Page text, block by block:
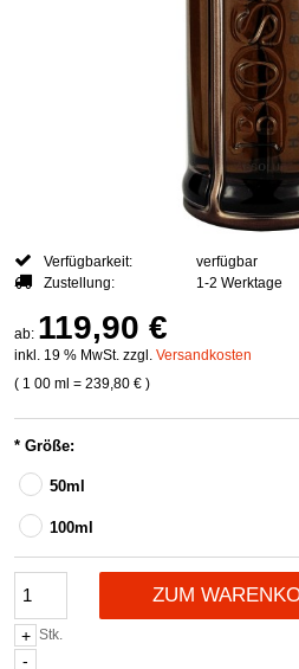
Verfügbarkeit:
verfügbar
Zustellung:
1-2 Werktage
ab: 119,90 €
inkl. 19 % MwSt. zzgl. Versandkosten
( 1 00 ml = 239,80 € )
* Größe:
50ml
100ml
Stk.
ZUM